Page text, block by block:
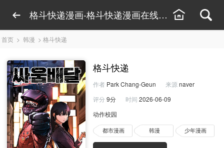
格斗快递漫画-格斗快递漫画在线观看-格斗快递
首页 > 韩漫 > 格斗快递
格斗快递
作者 Park Chang-Geun 来源 naver
评分 9分 时间 2026-06-09
动作校园
都市漫画 韩漫 少年漫画